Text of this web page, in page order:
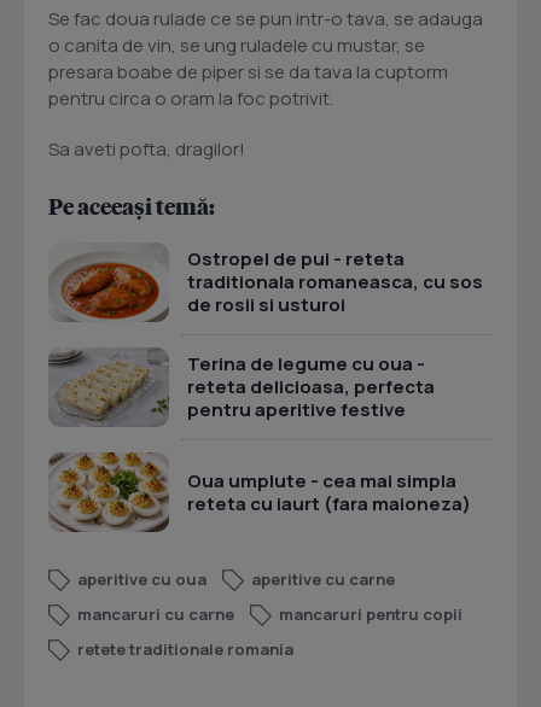
Se fac doua rulade ce se pun intr-o tava, se adauga
o canita de vin, se ung ruladele cu mustar, se
presara boabe de piper si se da tava la cuptorm
pentru circa o oram la foc potrivit.
Sa aveti pofta, dragilor!
Pe aceeași temă:
Ostropel de pui - reteta
traditionala romaneasca, cu sos
de rosii si usturoi
Terina de legume cu oua -
reteta delicioasa, perfecta
pentru aperitive festive
Oua umplute - cea mai simpla
reteta cu iaurt (fara maioneza)
aperitive cu oua
aperitive cu carne
mancaruri cu carne
mancaruri pentru copii
retete traditionale romania